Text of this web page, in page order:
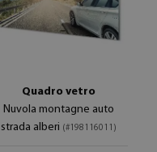
Quadro vetro
Nuvola montagne auto
strada alberi (#198116011)